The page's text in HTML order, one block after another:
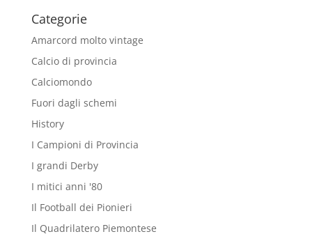
Categorie
Amarcord molto vintage
Calcio di provincia
Calciomondo
Fuori dagli schemi
History
I Campioni di Provincia
I grandi Derby
I mitici anni '80
Il Football dei Pionieri
Il Quadrilatero Piemontese